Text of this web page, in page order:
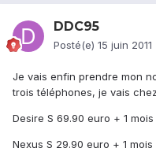
DDC95
Posté(e) 15 juin 2011
Je vais enfin prendre mon
trois téléphones, je vais
Desire S 69.90 euro + 1
Nexus S 29.90 euro + 1